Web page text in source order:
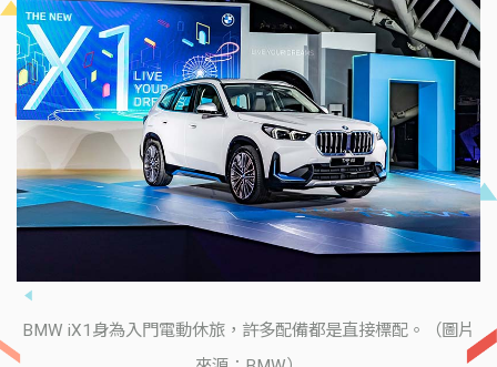
BMW iX1身為入門電動休旅，許多配備都是直接標配。（圖片